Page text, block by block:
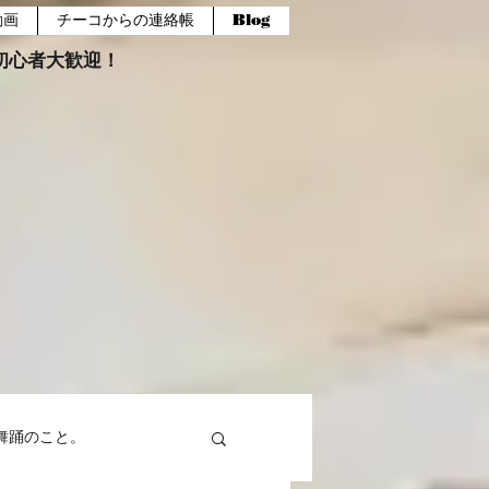
画 チーコからの連絡帳 Blog
者大歓迎！
踊のこと。